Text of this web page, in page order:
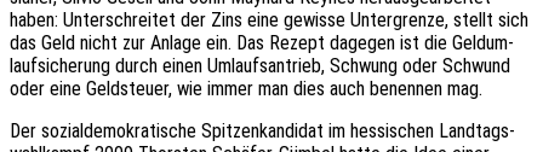
haben: Unter­schrei­tet der Zins eine gewis­se Unter­gren­ze, stellt sich
das Geld nicht zur Anlage ein. Das Rezept dage­gen ist die Geld­um­
lauf­si­che­rung durch einen Umlaufs­an­trieb, Schwung oder Schwund
oder eine Geld­steu­er, wie immer man dies auch benen­nen mag.
Der sozi­al­de­mo­kra­ti­sche Spit­zen­kan­di­dat im hessi­schen Land­tags­